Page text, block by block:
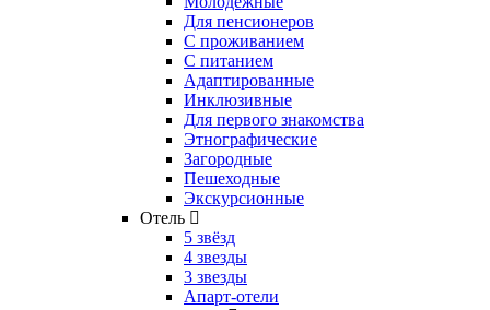
Для пенсионеров
С проживанием
С питанием
Адаптированные
Инклюзивные
Для первого знакомства
Этнографические
Загородные
Пешеходные
Экскурсионные
Отель
5 звёзд
4 звезды
3 звезды
Апарт-отели